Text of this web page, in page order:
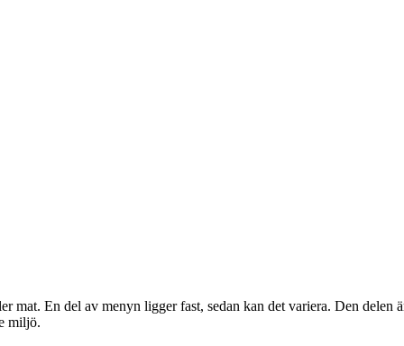
mat. En del av menyn ligger fast, sedan kan det variera. Den
miljö.